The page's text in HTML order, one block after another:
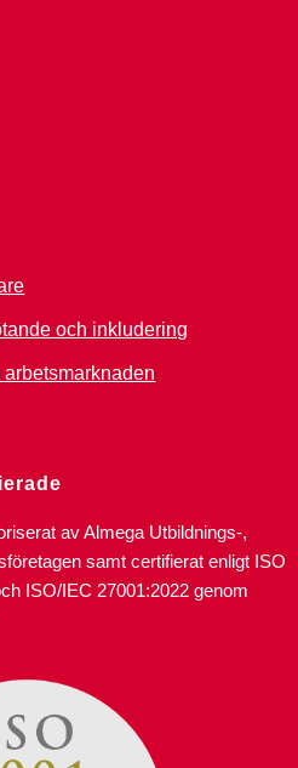
och inkludering
arbetsmarknaden
av Almega Utbildnings-,
samt certifierat enligt ISO
ISO/IEC 27001:2022 genom